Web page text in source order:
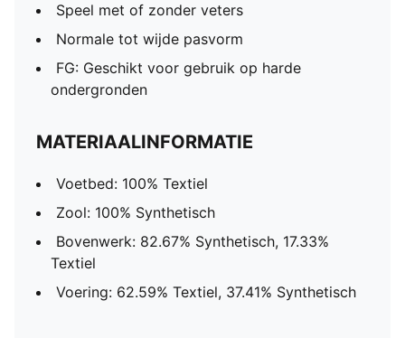
Speel met of zonder veters
Normale tot wijde pasvorm
FG: Geschikt voor gebruik op harde
ondergronden
MATERIAALINFORMATIE
Voetbed: 100% Textiel
Zool: 100% Synthetisch
Bovenwerk: 82.67% Synthetisch, 17.33%
Textiel
Voering: 62.59% Textiel, 37.41% Synthetisch